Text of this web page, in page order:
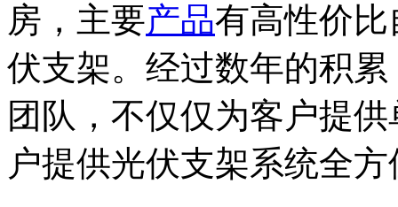
房，主要产品有高性价
伏支架。经过数年的积
团队，不仅仅为客户提
户提供光伏支架系统全